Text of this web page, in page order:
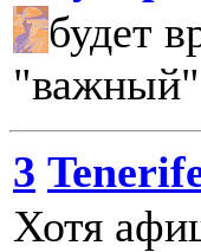
будет
"важный"
3
Хотя